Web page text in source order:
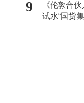
9
《伦敦合
试水“国货